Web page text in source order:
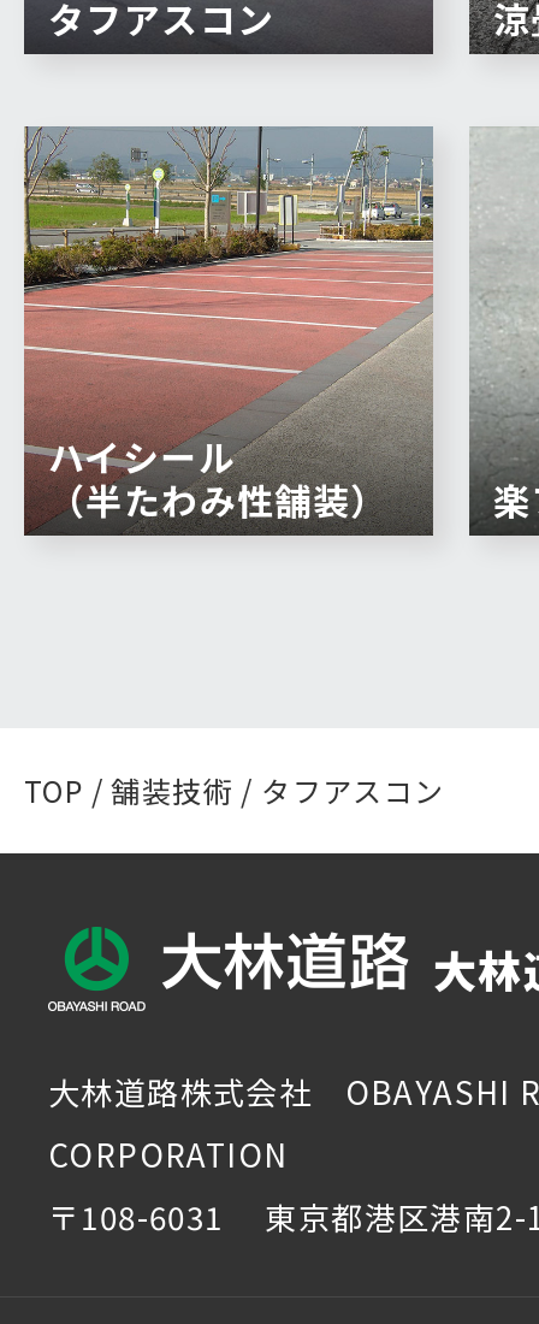
タフアスコン
ハイシール
（半たわみ性舗装）
TOP /舗装技術 / タフアスコン
大林
大林道路株式会社 OBAYASHI
CORPORATION
〒108-6031 東京都港区港南2-